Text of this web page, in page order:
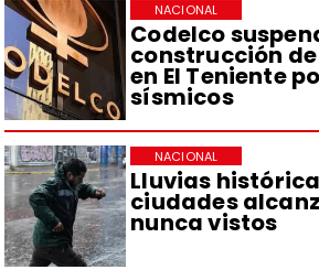
Codelco
construcción
en El Teniente
sísmicos
NACIONAL
Lluvias
ciudades
nunca vistos
NACIONAL